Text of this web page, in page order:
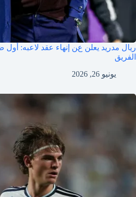
ريال مدريد يعلن عن إنهاء عقد لاعبه: أول
الفريق
يونيو 26, 2026